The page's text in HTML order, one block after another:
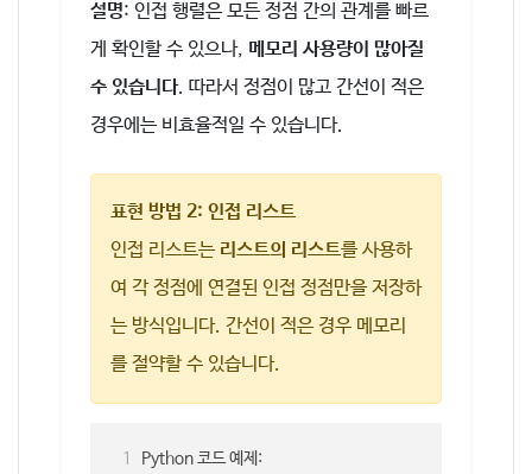
설명: 인접 행렬은 모든 정점 간의 관계를 빠르
게 확인할 수 있으나, 메모리 사용량이 많아질
수 있습니다. 따라서 정점이 많고 간선이 적은
경우에는 비효율적일 수 있습니다.
표현 방법 2: 인접 리스트
인접 리스트는 리스트의 리스트를 사용하
여 각 정점에 연결된 인접 정점만을 저장하
는 방식입니다. 간선이 적은 경우 메모리
를 절약할 수 있습니다.
Python 코드 예제: